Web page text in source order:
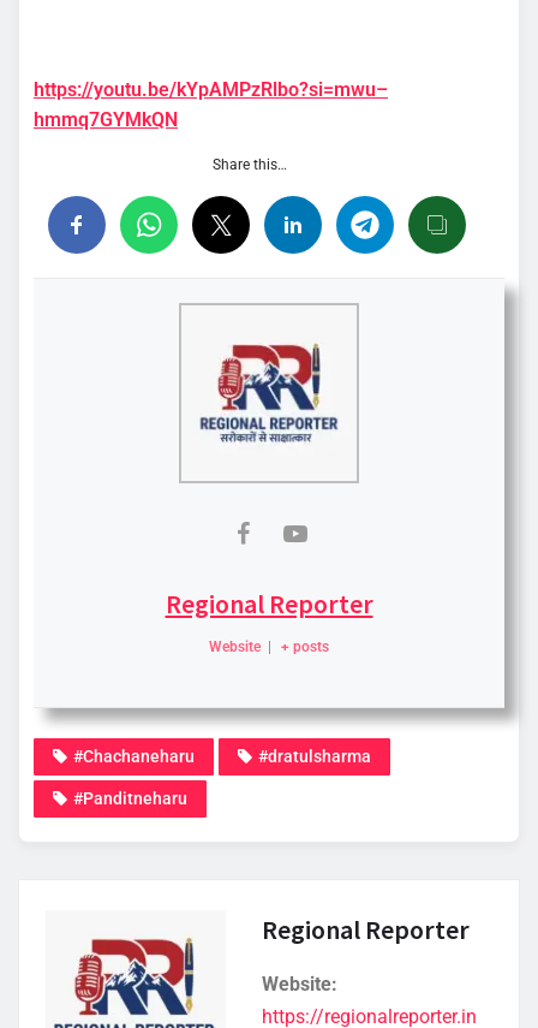
https://youtu.be/kYpAMPzRlbo?si=mwu–
hmmq7GYMkQN
Share this…
Regional Reporter
Website + posts
#Chachaneharu #dratulsharma
#Panditneharu
Regional Reporter
Website:
https://regionalreporter.in